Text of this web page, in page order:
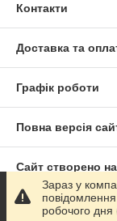
Контакти
Доставка та
Графік роботи
Повна версія
Сайт створено
Політика
Зараз у
робочого дня